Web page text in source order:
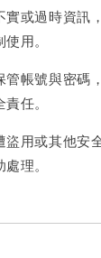
實或過時資訊
用。
管帳號與密碼
任。
盜用或其他安
理。